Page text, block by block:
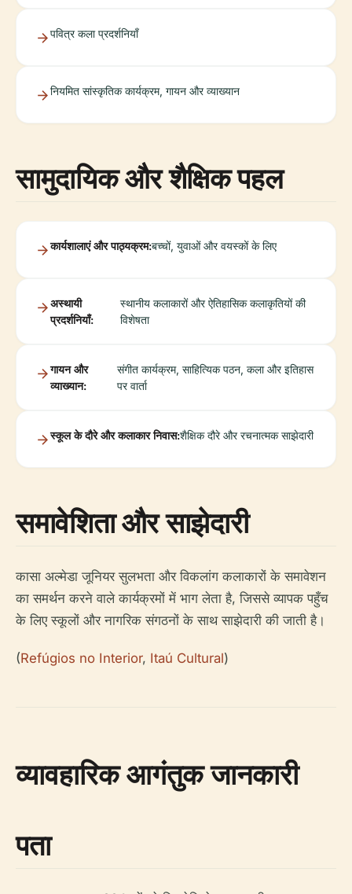
पवित्र कला प्रदर्शनियाँ
नियमित सांस्कृतिक कार्यक्रम, गायन और व्याख्यान
सामुदायिक और शैक्षिक पहल
कार्यशालाएं और पाठ्यक्रम:बच्चों, युवाओं और वयस्कों के लिए
अस्थायी
प्रदर्शनियाँ:
स्थानीय कलाकारों और ऐतिहासिक कलाकृतियों की
विशेषता
गायन और
व्याख्यान:
संगीत कार्यक्रम, साहित्यिक पठन, कला और इतिहास
पर वार्ता
स्कूल के दौरे और कलाकार निवास:शैक्षिक दौरे और रचनात्मक साझेदारी
समावेशिता और साझेदारी
कासा अल्मेडा जूनियर सुलभता और विकलांग कलाकारों के समावेशन
का समर्थन करने वाले कार्यक्रमों में भाग लेता है, जिससे व्यापक पहुँच
के लिए स्कूलों और नागरिक संगठनों के साथ साझेदारी की जाती है।
(Refúgios no Interior, Itaú Cultural)
व्यावहारिक आगंतुक जानकारी
पता